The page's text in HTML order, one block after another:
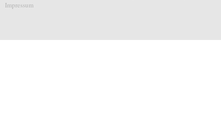
Impressum